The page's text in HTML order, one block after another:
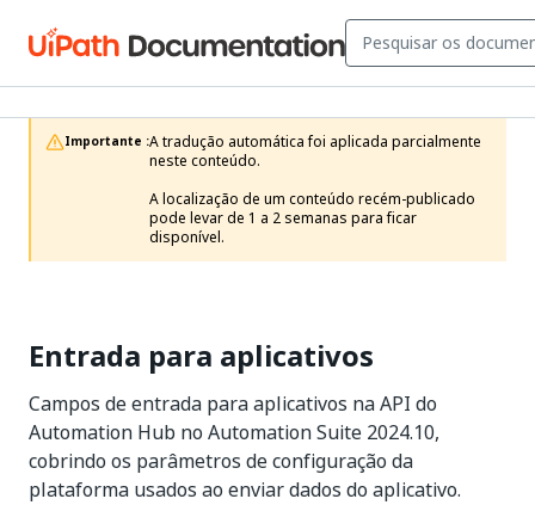
Importante :A tradução automática foi aplicada parcialmente
neste conteúdo.
A localização de um conteúdo recém-publicado
pode levar de 1 a 2 semanas para ficar
disponível.
Entrada para aplicativos
Campos de entrada para aplicativos na API do
Automation Hub no Automation Suite 2024.10,
cobrindo os parâmetros de configuração da
plataforma usados ao enviar dados do aplicativo.